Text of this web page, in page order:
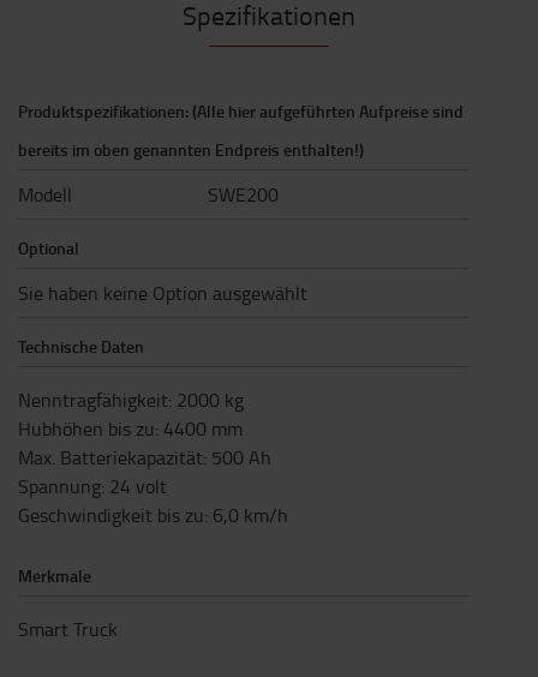
Spezifikationen
Produktspezifikationen: (Alle hier aufgeführten Aufpreise sind
bereits im oben genannten Endpreis enthalten!)
Modell SWE200
Optional
Sie haben keine Option ausgewählt
Technische Daten
Nenntragfähigkeit: 2000 kg
Hubhöhen bis zu: 4400 mm
Max. Batteriekapazität: 500 Ah
Spannung: 24 volt
Geschwindigkeit bis zu: 6,0 km/h
Merkmale
Smart Truck